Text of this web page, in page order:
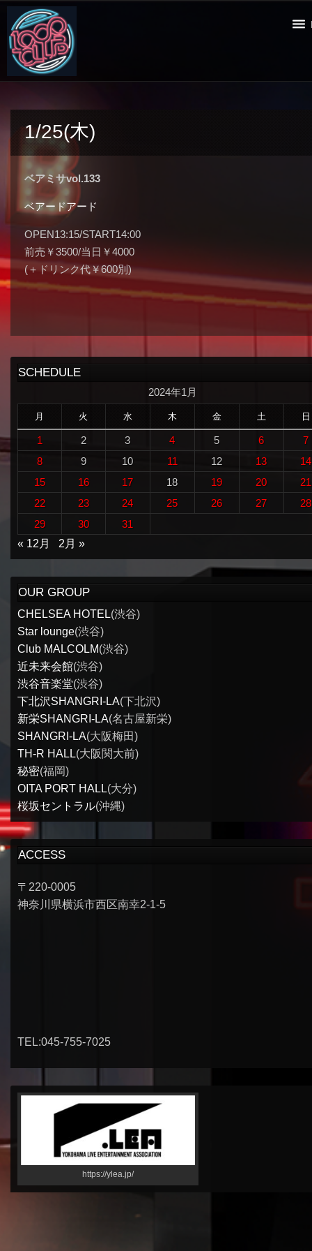
1/25(木)
ベアミサvol.133
ベアードアード
OPEN13:15/START14:00
前売￥3500/当日￥4000
(＋ドリンク代￥600別)
SCHEDULE
2024年1月
月 火 水 木 金 土 日
1 2 3 4 5 6
7
8
9 10 11 12 13
14
15
16 17 18 19 20
21
22
23 24 25 26 27
28
29
30
31
« 12月
2月 »
OUR GROUP
CHELSEA HOTEL(渋谷)
Star lounge(渋谷)
Club MALCOLM(渋谷)
近未来会館(渋谷)
渋谷音楽堂(渋谷)
下北沢SHANGRI-LA(下北沢)
新栄SHANGRI-LA(名古屋新栄)
SHANGRI-LA(大阪梅田)
TH-R HALL(大阪関大前)
秘密(福岡)
OITA PORT HALL(大分)
桜坂セントラル(沖縄)
ACCESS
〒220-0005
神奈川県横浜市西区南幸2-1-5
TEL:045-755-7025
https://ylea.jp/